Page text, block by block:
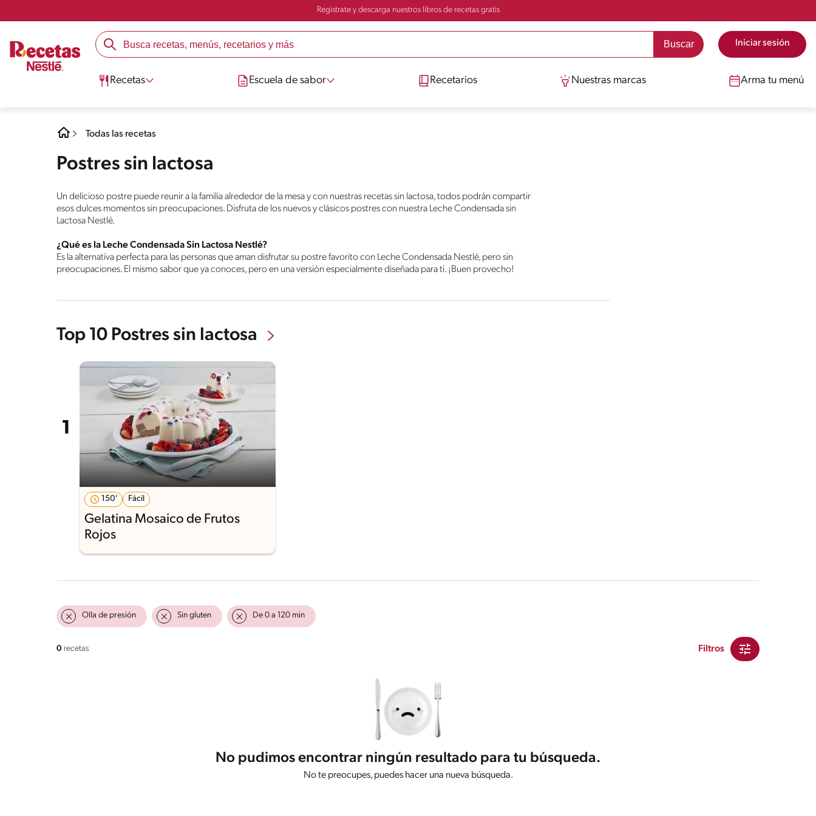
Registrate y descarga nuestros libros de recetas gratis
Iniciar sesión
Recetas Escuela de sabor Recetarios Nuestras marcas Arma tu menú
Todas las recetas
Postres sin lactosa
Un delicioso postre puede reunir a la familia alrededor de la mesa y con nuestras recetas sin lactosa, todos podrán compartir
esos dulces momentos sin preocupaciones. Disfruta de los nuevos y clásicos postres con nuestra Leche Condensada sin
Lactosa Nestlé.
¿Qué es la Leche Condensada Sin Lactosa Nestlé?
Es la alternativa perfecta para las personas que aman disfrutar su postre favorito con Leche Condensada Nestlé, pero sin
preocupaciones. El mismo sabor que ya conoces, pero en una versión especialmente diseñada para ti. ¡Buen provecho!
Top 10 Postres sin lactosa
150' Fácil
Gelatina Mosaico de Frutos
Rojos
Olla de presión Sin gluten De 0 a 120 min
0 recetas Filtros
No pudimos encontrar ningún resultado para tu búsqueda.
No te preocupes, puedes hacer una nueva búsqueda.